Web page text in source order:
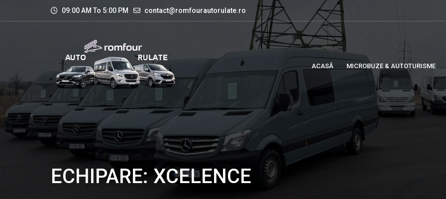
09:00 AM To 5:00 PM contact@romfourautorulate.ro
ACASĂ MICROBUZE & AUTOTURISME
ECHIPARE: XCELENCE